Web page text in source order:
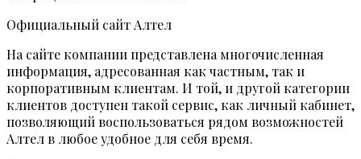
Официальный сайт Алтел
На сайте компании представлена многочисленная
информация, адресованная как частным, так и
корпоративным клиентам. И той, и другой категории
клиентов доступен такой сервис, как личный кабинет,
позволяющий воспользоваться рядом возможностей
Алтел в любое удобное для себя время.